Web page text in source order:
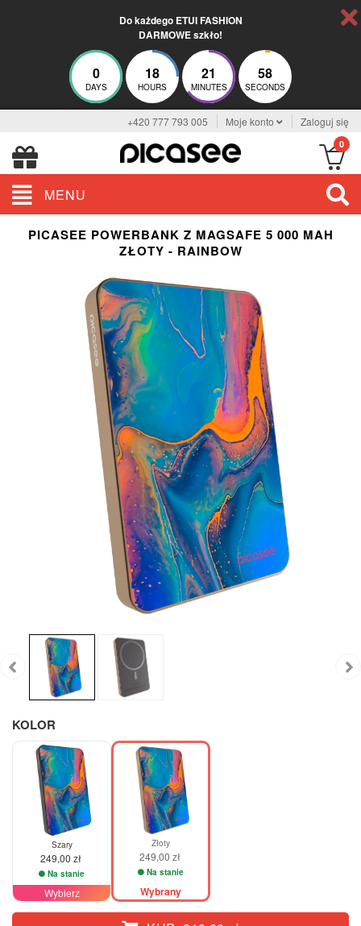
Do każdego ETUI FASHION
DARMOWE szkło!
0
DAYS
18
HOURS
21
MINUTES
57
SECONDS
+420 777 793 005 Moje konto Zaloguj się
0
MENU
PICASEE POWERBANK Z MAGSAFE 5 000 MAH
ZŁOTY - RAINBOW
KOLOR
Szary
249,00 zł
Na stanie
Wybierz
Złoty
249,00 zł
Na stanie
Wybrany